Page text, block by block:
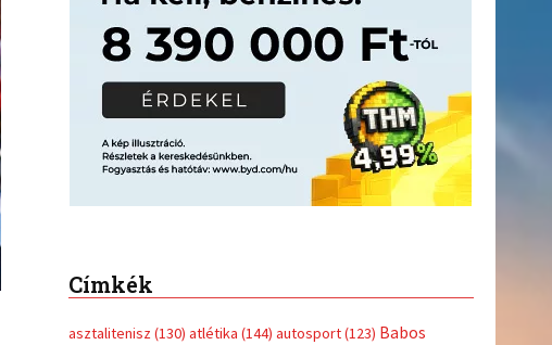
Címkék
asztalitenisz (130) atlétika (144) autosport(123) Babos